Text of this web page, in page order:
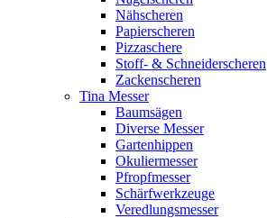
Nähscheren
Papierscheren
Pizzaschere
Stoff- & Schneiderscheren
Zackenscheren
Tina Messer
Baumsägen
Diverse Messer
Gartenhippen
Okuliermesser
Pfropfmesser
Schärfwerkzeuge
Veredlungsmesser